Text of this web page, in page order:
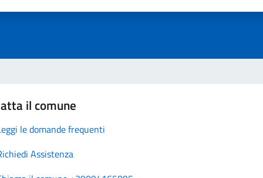
il comune
le domande frequenti
Assistenza